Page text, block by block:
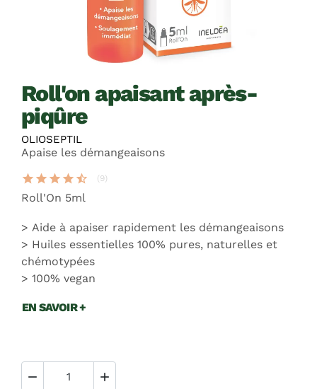
roll'on apaisant après-
piqûre
OLIOSEPTIL
Apaise les démangeaisons
star star star star star_half (9)
Roll'On 5ml
Aide à apaiser rapidement les démangeaisons
Huiles essentielles 100% pures, naturelles et
chémotypées
100% vegan
EN SAVOIR +
 